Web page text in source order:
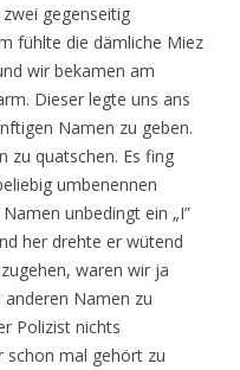
gegenseitig
fühlte die dämliche Miez
wir bekamen am
Dieser legte uns ans
Namen zu geben.
zu quatschen. Es fing
umbenennen
unbedingt ein „I”
her drehte er wütend
waren wir ja
Namen zu
Polizist nichts
schon mal gehört zu